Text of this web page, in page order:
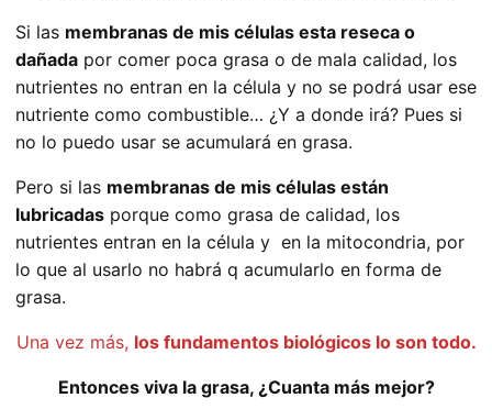
Si las membranas de mis células esta reseca o
dañada por comer poca grasa o de mala calidad, los
nutrientes no entran en la célula y no se podrá usar ese
nutriente como combustible… ¿Y a donde irá? Pues si
no lo puedo usar se acumulará en grasa.
Pero si las membranas de mis células están
lubricadas porque como grasa de calidad, los
nutrientes entran en la célula y en la mitocondria, por
lo que al usarlo no habrá q acumularlo en forma de
grasa.
Una vez más, los fundamentos biológicos lo son todo.
Entonces viva la grasa, ¿Cuanta más mejor?